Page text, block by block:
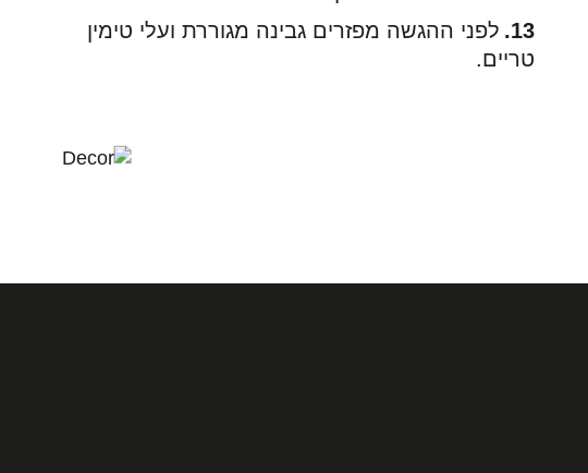
לפני ההגשה מפזרים גבינה מגוררת ועלי טימין
טריים.